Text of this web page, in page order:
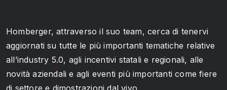
Homberger, attraverso il suo team, cerca di tenervi
aggiornati su tutte le più importanti tematiche relative
all’industry 5.0, agli incentivi statali e regionali, alle
novità aziendali e agli eventi più importanti come fiere